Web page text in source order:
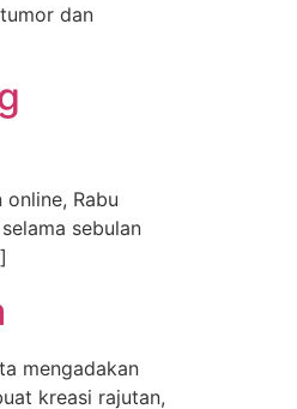
dan
Rabu
sebulan
mengadakan
kreasi rajutan,